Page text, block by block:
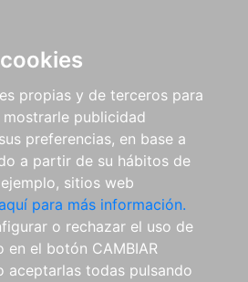
propias y de terceros para
publicidad
preferencias, en base a
a partir de su hábitos de
sitios web
para más información.
o rechazar el uso de
en el botón CAMBIAR
aceptarlas todas pulsando